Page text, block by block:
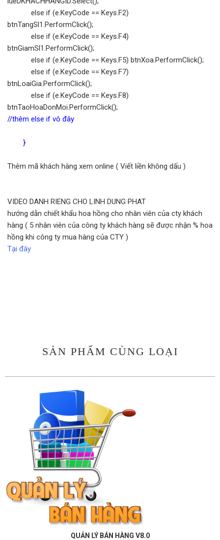
else if (e.KeyCode == Keys.F2)
btnTangSl1.PerformClick();
else if (e.KeyCode == Keys.F4)
btnGiamSl1.PerformClick();
else if (e.KeyCode == Keys.F5) btnXoa.PerformClick();
else if (e.KeyCode == Keys.F7)
btnLoaiGia.PerformClick();
else if (e.KeyCode == Keys.F8)
btnTaoHoaDonMoi.PerformClick();
//thêm else if vô đây
}
Thêm mã khách hàng xem online ( Viết liền không dấu )
VIDEO DANH RIENG CHO LINH DUNG PHAT
hướng dẫn chiết khẩu hoa hồng cho nhân viên của cty khách
hàng ( 5 nhân viên của công ty khách hàng sẽ được nhận % hoa
hồng khi công ty mua hàng của CTY )
Tại đây
SẢN PHẨM CÙNG LOẠI
QUẢN LÝ BÁN HÀNG V8.0